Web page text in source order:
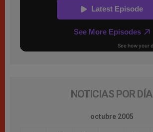
NOTICIAS POR DÍA
octubre 2005